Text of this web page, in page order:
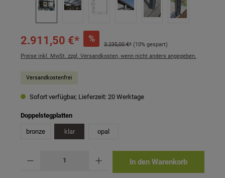
2.911,50 €* %
3.235,00 €* (10% gespart)
Preise inkl. MwSt. zzgl. Versandkosten, wenn nicht anders angegeben.
Versandkostenfrei
Sofort verfügbar, Lieferzeit: 20 Werktage
Doppelstegplattenauswählen
bronze klar opal
In den Warenkorb